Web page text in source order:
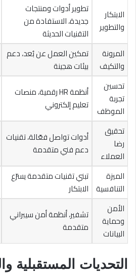
الابتكار
والتطوير
تطوير أدوات ومنتجات
جديدة، الاستفادة من
التقنيات الحديثة
المرونة
والتكيف
تمكين العمل عن بُعد، دعم
بيئات هجينة
تحسين
تجربة
الموظف
أنظمة HR رقمية، منصات
تعليم إلكتروني
تحقيق
رضا
العملاء
أدوات تواصل فعّالة، تقنيات
دعم فني متقدمة
الميزة
التنافسية
تبني تقنيات متقدمة يسرّع
الابتكار
الأمن
وحماية
البيانات
تشفير، أنظمة أمن سيبراني
متقدمة
التحديات المستقبلية